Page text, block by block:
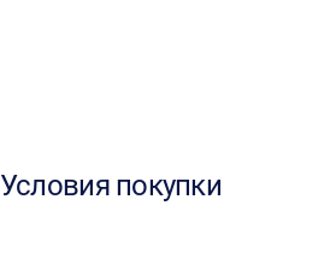
Условия покупки